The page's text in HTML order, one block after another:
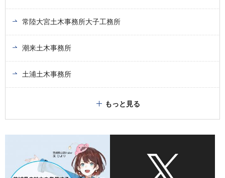
常陸大宮土木事務所大子工務所
潮来土木事務所
土浦土木事務所
もっと見る